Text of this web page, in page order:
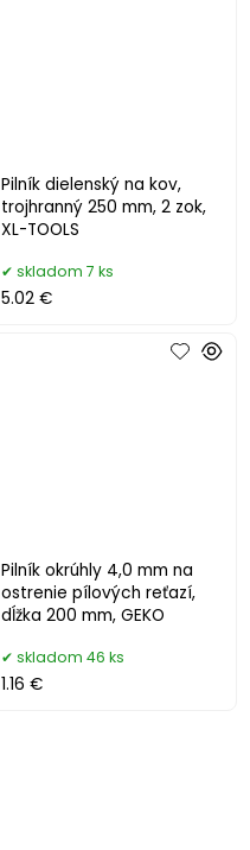
Pilník dielenský na kov,
trojhranný 250 mm, 2 zok,
XL-TOOLS
skladom 7 ks
5.02 €
Pilník okrúhly 4,0 mm na
ostrenie pílových reťazí,
dĺžka 200 mm, GEKO
skladom 46 ks
1.16 €